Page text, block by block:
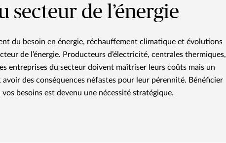
secteur de l’énergie
du besoin en énergie, réchauffement climatique et évolutions
de l’énergie. Producteurs d’électricité, centrales thermiques,
entreprises du secteur doivent maîtriser leurs coûts mais un
des conséquences néfastes pour leur pérennité. Bénéficier
vos besoins est devenu une nécessité stratégique.